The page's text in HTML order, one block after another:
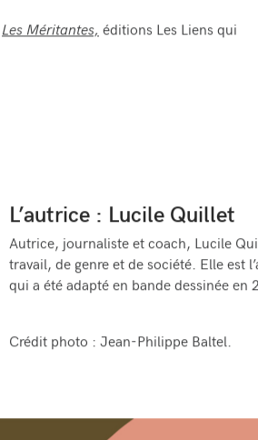
Les Méritantes,éditions Les Liens qui
L’autrice : Lucile Quillet
Autrice, journaliste et coach, Lucile
travail, de genre et de société. Elle est
qui a été adapté en bande dessinée en
Crédit photo : Jean-Philippe Baltel.